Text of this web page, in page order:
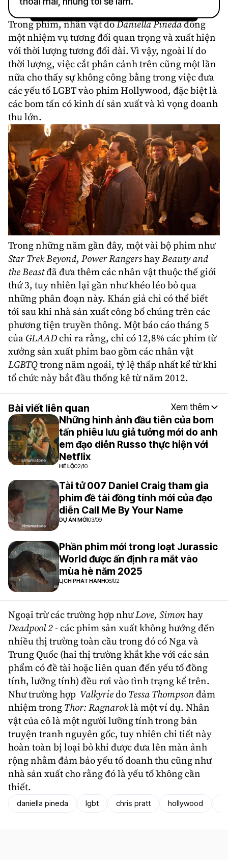
Trong phim, nhân vật doDaniella Pinedađóng
một nhiệm vụ tương đối quan trọng và xuất hiện
với thời lượng tương đối dài. Vì vậy, ngoài lí do
thời lượng, việc cắt phân cảnh trên cũng một lần
nữa cho thấy sự không công bằng trong việc đưa
các yếu tố LGBT vào phimHollywood, đặc biệt là
các bom tấn có kinh dí sản xuất và kì vọng doanh
thu lớn.
Trong những năm gần đây, một vài bộ phim như
Star Trek Beyond, Power RangershayBeauty and
the Beastđã đưa thêm các nhân vật thuộc thế giới
thứ 3, tuy nhiên lại gần như khéo léo bỏ qua
những phân đoạn này. Khán giả chỉ có thể biết
tới sau khi nhà sản xuất công bố chúng trên các
phương tiện truyền thông. Một báo cáo tháng 5
của GLAADchỉ ra rằng, chỉ có 12,8% các phim từ
xưởng sản xuất phim bao gồm các nhân vật
LGBTQtrong năm ngoái, tỷ lệ thấp nhất kể từ khi
tổ chức này bắt đầu thống kê từ năm 2012.
Bài viết liên quan Xem thêm
Những hình ảnh đầu tiên của bom
tấn phiêu lưu giả tưởng mới do anh
em đạo diễn Russo thực hiện với
Netflix
HÉ LỘ02/10
Tài tử 007 Daniel Craig tham gia
phim đề tài đồng tính mới của đạo
diễn Call Me By Your Name
DỰ ÁN MỚI03/09
Phần phim mới trong loạt Jurassic
World được ấn định ra mắt vào
mùa hè năm 2025
LỊCH PHÁT HÀNH06/02
Ngoại trừ các trường hợp nhưLove, Simonhay
Deadpool 2- các phim sản xuất không hướng đến
nhiều thị trường toàn cầu trong đó có Nga và
Trung Quốc (hai thị trường khắt khe với các sản
phẩm có đề tài hoặc liên quan đến yếu tố đồng
tính, lưỡng tính) đều rơi vào tình trạng kể trên.
Như trường hợp Valkyriedo Tessa Thompsonđảm
nhiệm trong Thor: Ragnaroklà một ví dụ. Nhân
vật của cô là một người lưỡng tính trong bản
truyện tranh nguyên gốc, tuy nhiên chi tiết này
hoàn toàn bị loại bỏ khi được đưa lên màn ảnh
rộng nhằm đảm bảo yếu tố doanh thu cũng như
nhà sản xuất cho rằng đó là yếu tố không cần
thiết.
daniella pineda lgbt chris pratt hollywood